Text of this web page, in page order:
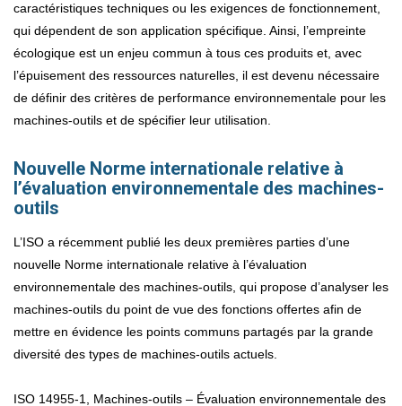
caractéristiques techniques ou les exigences de fonctionnement,
qui dépendent de son application spécifique. Ainsi, l’empreinte
écologique est un enjeu commun à tous ces produits et, avec
l’épuisement des ressources naturelles, il est devenu nécessaire
de définir des critères de performance environnementale pour les
machines-outils et de spécifier leur utilisation.
Nouvelle Norme internationale relative à
l’évaluation environnementale des machines-
outils
L’ISO a récemment publié les deux premières parties d’une
nouvelle Norme internationale relative à l’évaluation
environnementale des machines-outils, qui propose d’analyser les
machines-outils du point de vue des fonctions offertes afin de
mettre en évidence les points communs partagés par la grande
diversité des types de machines-outils actuels.
ISO 14955-1, Machines-outils – Évaluation environnementale des